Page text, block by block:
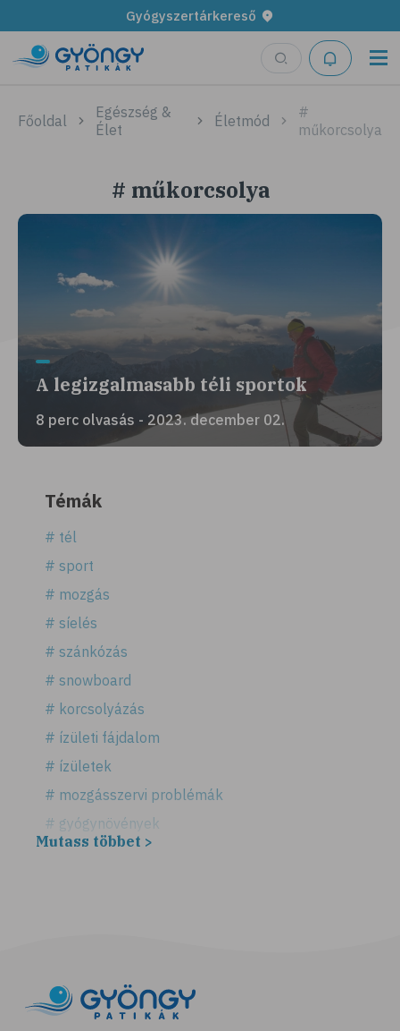
Gyógyszertárkereső
Főoldal
Egészség &
Élet
Életmód
#
műkorcsolya
# műkorcsolya
A legizgalmasabb téli sportok
8 perc olvasás - 2023. december 02.
Témák
# tél
# sport
# mozgás
# síelés
# szánkózás
# snowboard
# korcsolyázás
# ízületi fájdalom
# ízületek
# mozgásszervi problémák
# gyógynövények
# hátfájás
# kardioedzés
Mutass többet >